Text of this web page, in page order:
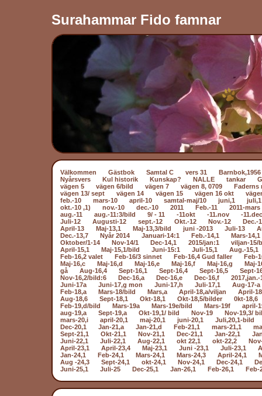
Surahammar Fido famnar
Välkommen Gästbok Samtal C vers 31
Barnbok,1956
Nyårsvers
Kul historik Kunskap? NALLE tankar
vägen 5
vägen 6/bild vägen 7 vägen 8, 0709
Faderns
vägen 13/ sept
vägen 14 vägen 15 vägen 16 okt
feb.-10
mars-10 april-10 samtal-maj/10 juni,1
juli,1
okt.-10 ,1)
nov.-10 dec.-10 2011 Feb.-11
2011-mars
aug.-11
aug.-11:3/bild 9/ - 11 -11okt -11.nov
-
Juli-12
Augusti-12 sept.-12 Okt.-12 Nov.-12
Dec.-
April-13
Maj-13,1 Maj-13,3/bild juni -2013 Juli-13
Dec.-13,7
Nyår 2014 Januari-14:1 Feb.-14,1
Mars-14,1
Oktober/1-14
Nov-14/1 Dec-14,1 2015/jan:1
viljan-15/
April-15,1
Maj-15,1/bild Juni-15:1 Juli-15,1
Aug.-15,1
Feb-16,2 valet
Feb-16/3 sinnet Feb-16,4 Gud faller
Feb-
Maj-16,c
Maj-16,d Maj-16,e Maj-16,f Maj-16,g
Maj-
gå
Aug-16,4 Sept-16,1 Sept-16,4 Sept-16,5
Sept-
Nov-16,2/bild:6
Dec-16,a Dec-16,e Dec-16,f
2017,jan.-
Juni-17a
Juni-17,g mon Juni-17,h Juli-17,1
Aug-17-a
Feb-18,a
Mars-18/bild Mars,a April-18,a/viljan
April-
Aug-18,6
Sept-18,1 Okt-18,1 Okt-18,5/bilder
0kt-18,6
Feb-19,d/bild
Mars-19a Mars-19e/bild Mars-19f
april-
aug-19,a
Sept-19,a Okt-19,1/ bild Nov-19
Nov-19,3/
mars-20,i
april-20,1 maj-20,1 juni-20,1
Juli,20,1-bild
Dec-20,1
Jan-21,a Jan-21,d Feb-21,1 mars-21,1
Sept-21,1
Okt-21,1 Nov-21,1 Dec-21,1 Jan-22,1
Juni-22,1
Juli-22,1 Aug-22,1 okt 22,1 okt-22,2
April-23,1
April-23,4 Maj-23,1 Juni -23,1 Juli-23,1
Jan-24,1
Feb-24,1 Mars-24,1 Mars-24,3 April-24,1
Aug -24,3
Sept-24,1 okt-24,1 Nov-24,1 Dec-24,1
Juni-25,1
Juli-25 Dec-25,1 Jan-26,1 Feb-26,1 Feb-